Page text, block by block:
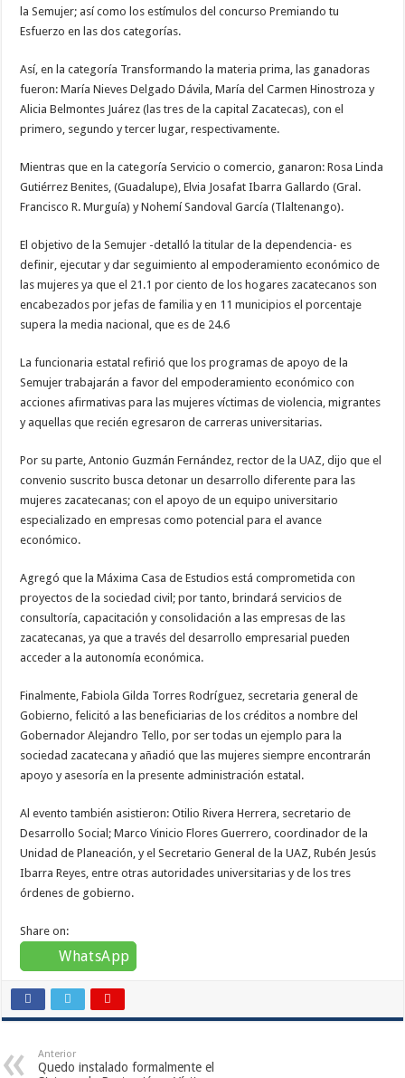
la Semujer; así como los estímulos del concurso Premiando tu
Esfuerzo en las dos categorías.
Así, en la categoría Transformando la materia prima, las ganadoras
fueron: María Nieves Delgado Dávila, María del Carmen Hinostroza y
Alicia Belmontes Juárez (las tres de la capital Zacatecas), con el
primero, segundo y tercer lugar, respectivamente.
Mientras que en la categoría Servicio o comercio, ganaron: Rosa Linda
Gutiérrez Benites, (Guadalupe), Elvia Josafat Ibarra Gallardo (Gral.
Francisco R. Murguía) y Nohemí Sandoval García (Tlaltenango).
El objetivo de la Semujer -detalló la titular de la dependencia- es
definir, ejecutar y dar seguimiento al empoderamiento económico de
las mujeres ya que el 21.1 por ciento de los hogares zacatecanos son
encabezados por jefas de familia y en 11 municipios el porcentaje
supera la media nacional, que es de 24.6
La funcionaria estatal refirió que los programas de apoyo de la
Semujer trabajarán a favor del empoderamiento económico con
acciones afirmativas para las mujeres víctimas de violencia, migrantes
y aquellas que recién egresaron de carreras universitarias.
Por su parte, Antonio Guzmán Fernández, rector de la UAZ, dijo que el
convenio suscrito busca detonar un desarrollo diferente para las
mujeres zacatecanas; con el apoyo de un equipo universitario
especializado en empresas como potencial para el avance
económico.
Agregó que la Máxima Casa de Estudios está comprometida con
proyectos de la sociedad civil; por tanto, brindará servicios de
consultoría, capacitación y consolidación a las empresas de las
zacatecanas, ya que a través del desarrollo empresarial pueden
acceder a la autonomía económica.
Finalmente, Fabiola Gilda Torres Rodríguez, secretaria general de
Gobierno, felicitó a las beneficiarias de los créditos a nombre del
Gobernador Alejandro Tello, por ser todas un ejemplo para la
sociedad zacatecana y añadió que las mujeres siempre encontrarán
apoyo y asesoría en la presente administración estatal.
Al evento también asistieron: Otilio Rivera Herrera, secretario de
Desarrollo Social; Marco Vinicio Flores Guerrero, coordinador de la
Unidad de Planeación, y el Secretario General de la UAZ, Rubén Jesús
Ibarra Reyes, entre otras autoridades universitarias y de los tres
órdenes de gobierno.
Share on:
WhatsApp
Anterior
Quedo instalado formalmente el